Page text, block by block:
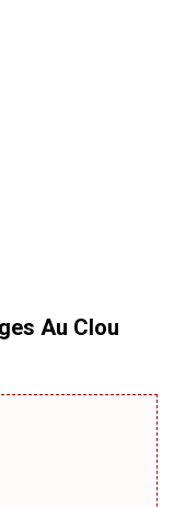
Au Clou